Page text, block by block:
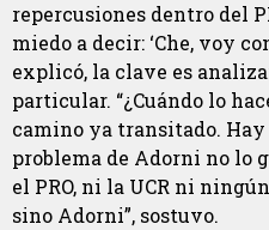
repercusiones dentro del
miedo a decir: ‘Che, voy
explicó, la clave es
particular. “¿Cuándo lo
camino ya transitado.
problema de Adorni no lo
el PRO, ni la UCR ni
sino Adorni”, sostuvo.